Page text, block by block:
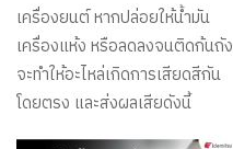
เครื่องยนต์ หากปล่อยให้น้ำมัน
เครื่องแห้ง หรือลดลงจนติดก้นถัง
จะทำให้อะไหล่เกิดการเสียดสีกัน
โดยตรง และส่งผลเสียดังนี้